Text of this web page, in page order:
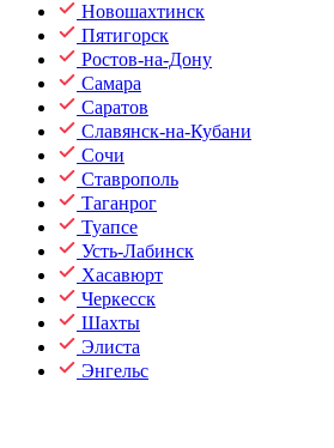
Новошахтинск
Пятигорск
Ростов-на-Дону
Самара
Саратов
Славянск-на-Кубани
Сочи
Ставрополь
Таганрог
Туапсе
Усть-Лабинск
Хасавюрт
Черкесск
Шахты
Элиста
Энгельс